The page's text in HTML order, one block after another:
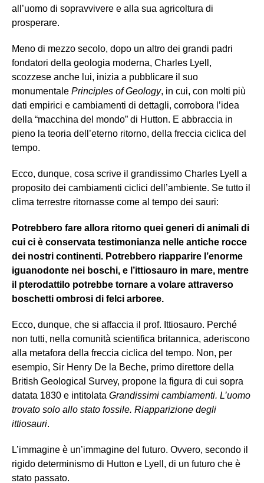
all’uomo di sopravvivere e alla sua agricoltura di
prosperare.
Meno di mezzo secolo, dopo un altro dei grandi padri
fondatori della geologia moderna, Charles Lyell,
scozzese anche lui, inizia a pubblicare il suo
monumentale Principles of Geology, in cui, con molti più
dati empirici e cambiamenti di dettagli, corrobora l’idea
della “macchina del mondo” di Hutton. E abbraccia in
pieno la teoria dell’eterno ritorno, della freccia ciclica del
tempo.
Ecco, dunque, cosa scrive il grandissimo Charles Lyell a
proposito dei cambiamenti ciclici dell’ambiente. Se tutto il
clima terrestre ritornasse come al tempo dei sauri:
Potrebbero fare allora ritorno quei generi di animali di
cui ci è conservata testimonianza nelle antiche rocce
dei nostri continenti. Potrebbero riapparire l’enorme
iguanodonte nei boschi, e l’ittiosauro in mare, mentre
il pterodattilo potrebbe tornare a volare attraverso
boschetti ombrosi di felci arboree.
Ecco, dunque, che si affaccia il prof. Ittiosauro. Perché
non tutti, nella comunità scientifica britannica, aderiscono
alla metafora della freccia ciclica del tempo. Non, per
esempio, Sir Henry De la Beche, primo direttore della
British Geological Survey, propone la figura di cui sopra
datata 1830 e intitolata Grandissimi cambiamenti. L’uomo
trovato solo allo stato fossile. Riapparizione degli
ittiosauri.
L’immagine è un’immagine del futuro. Ovvero, secondo il
rigido determinismo di Hutton e Lyell, di un futuro che è
stato passato.